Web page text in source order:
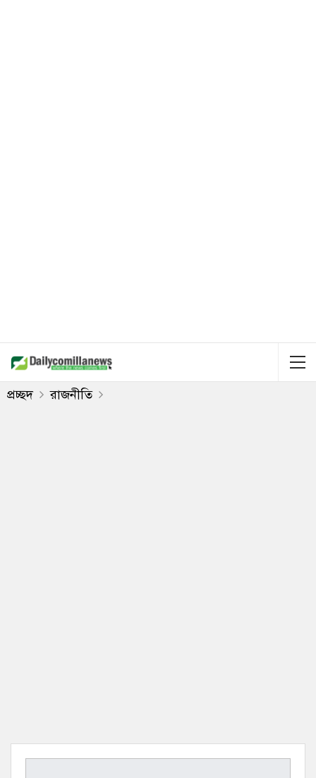
প্রচ্ছদ রাজনীতি